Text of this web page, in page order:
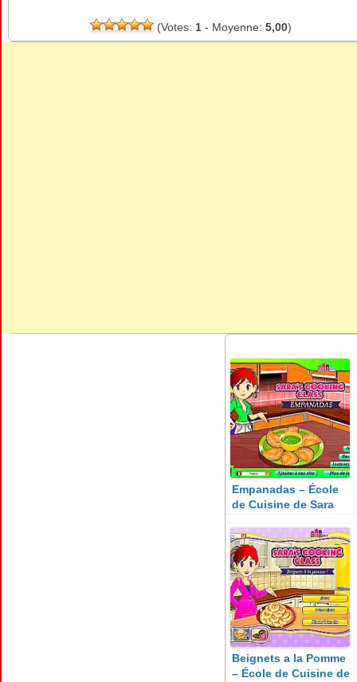
(Votes: 1- Moyenne: 5,00)
Empanadas – École
de Cuisine de Sara
Beignets a la Pomme
– École de Cuisine de